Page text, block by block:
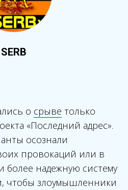
SERB
о срыве только
«Последний адрес».
осознали
провокаций или в
более надежную систему
чтобы злоумышленники